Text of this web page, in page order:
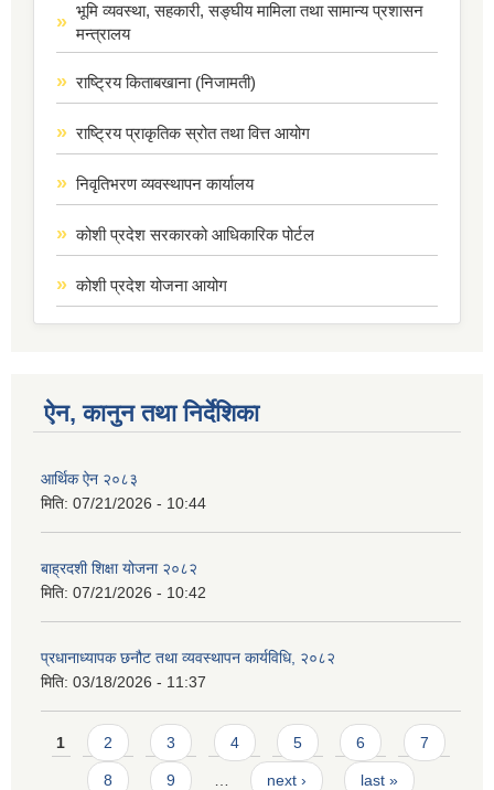
भूमि व्यवस्था, सहकारी, सङ्घीय मामिला तथा सामान्य प्रशासन
मन्त्रालय
राष्ट्रिय किताबखाना (निजामती)
राष्ट्रिय प्राकृतिक स्रोत तथा वित्त आयोग
निवृतिभरण व्यवस्थापन कार्यालय
कोशी प्रदेश सरकारको आधिकारिक पोर्टल
कोशी प्रदेश योजना आयोग
ऐन, कानुन तथा निर्देशिका
आर्थिक ऐन २०८३
मिति: 07/21/2026 - 10:44
बाह्रदशी शिक्षा योजना २०८२
मिति: 07/21/2026 - 10:42
प्रधानाध्यापक छनौट तथा व्यवस्थापन कार्यविधि, २०८२
मिति: 03/18/2026 - 11:37
Pages
1 2 3 4 5 6 7
8 9 next › last »